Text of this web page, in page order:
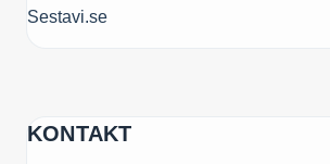
Sestavi.se
KONTAKT